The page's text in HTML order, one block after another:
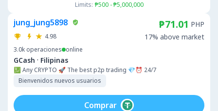
Limits: ₱500 - ₱5,000,000
jung_jung5898
4.98
3.0k operaciones online
GCash · Filipinas
💹 Any CRYPTO 🚀 The best p2p trading 💎⏰ 24/7
Bienvenidos nuevos usuarios
₱71.01 PHP
17% above market
Comprar